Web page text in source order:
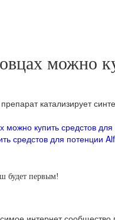
можно
катализирует
можно купить средстов
средстов для потенции
будет первым!